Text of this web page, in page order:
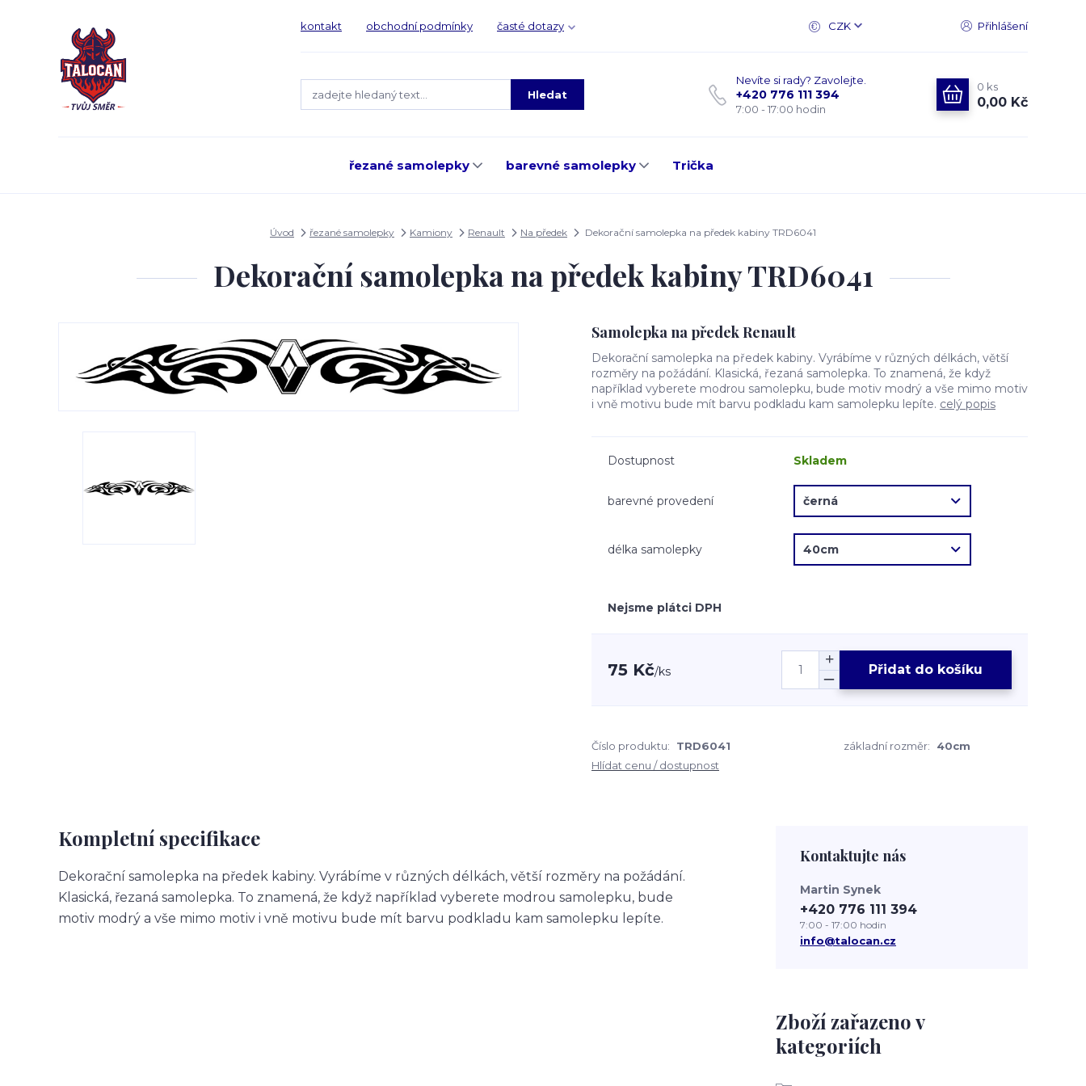
kontakt obchodní podmínky časté dotazy CZK Přihlášení
Hledat
Nevíte si rady? Zavolejte.
+420 776 111 394
7:00 - 17:00 hodin
0 ks
0,00 Kč
řezané samolepky barevné samolepky Trička
Úvod řezané samolepky Kamiony Renault Na předek Dekorační samolepka na předek kabiny TRD6041
Dekorační samolepka na předek kabiny TRD6041
Samolepka na předek Renault
Dekorační samolepka na předek kabiny. Vyrábíme v různých délkách, větší
rozměry na požádání. Klasická, řezaná samolepka. To znamená, že když
například vyberete modrou samolepku, bude motiv modrý a vše mimo motiv
i vně motivu bude mít barvu podkladu kam samolepku lepíte. celý popis
Dostupnost Skladem
barevné provedení
délka samolepky
Nejsme plátci DPH
75 Kč/ks Přidat do košíku
Číslo produktu: TRD6041 základní rozměr:
40cm
Hlídat cenu / dostupnost
Kompletní specifikace
Dekorační samolepka na předek kabiny. Vyrábíme v různých délkách, větší rozměry na požádání.
Klasická, řezaná samolepka. To znamená, že když například vyberete modrou samolepku, bude
motiv modrý a vše mimo motiv i vně motivu bude mít barvu podkladu kam samolepku lepíte.
Zboží zařazeno v
kategoriích
Kontaktujte nás
Martin Synek
+420 776 111 394
7:00 - 17:00 hodin
info@talocan.cz